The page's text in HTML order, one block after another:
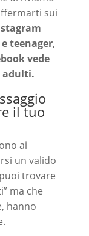
sui
teenager,
vede
adulti.
il tuo
ai
un valido
trovare
ma che
hanno